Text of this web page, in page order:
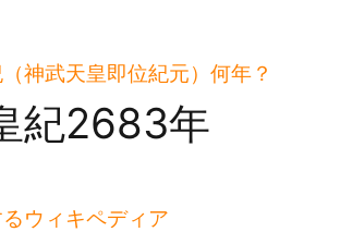
神武天皇即位紀元）何年？
紀2683年
ウィキペディア